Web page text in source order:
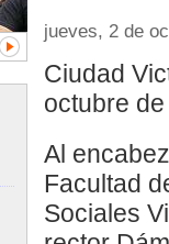
jueves, 2 de
Ciudad
octubre
Al
Facultad
Sociales